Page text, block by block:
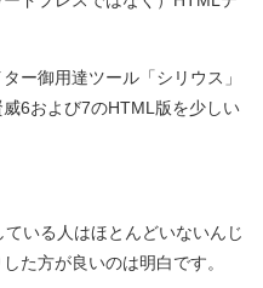
ー御用達ツール「シリウス」
6および7のHTML版を少しい
いる人はほとんどいないんじ
た方が良いのは明白です。